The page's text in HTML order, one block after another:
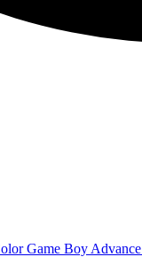
Game Boy Advance